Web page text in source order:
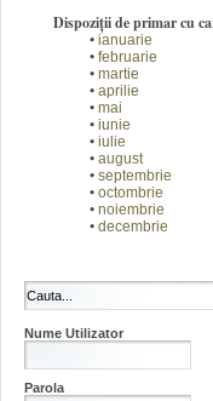
Dispoziții de primar cu
• ianuarie
• februarie
• martie
• aprilie
• mai
• iunie
• iulie
• august
• septembrie
• octombrie
• noiembrie
• decembrie
Nume Utilizator
Parola